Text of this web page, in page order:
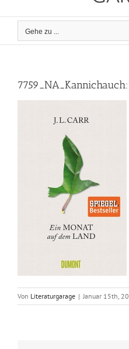
Gehe zu ...
Von Literaturgarage | Januar 15th,